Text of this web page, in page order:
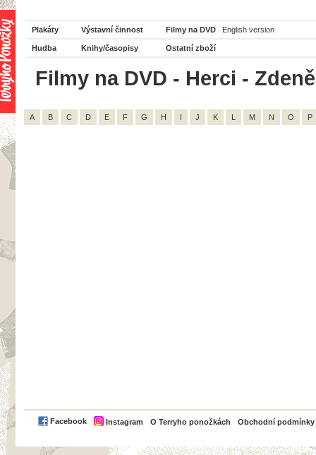
Plakáty Výstavní činnost Filmy na DVD English version
Hudba Knihy/časopisy Ostatní zboží
Filmy na DVD - Herci -
A B C D E F G H I J K L M N O P
Facebook Instagram O Terryho ponožkách Obchodní podmínky
PayPal